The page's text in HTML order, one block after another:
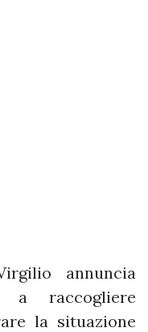
annuncia
a raccogliere
la situazione